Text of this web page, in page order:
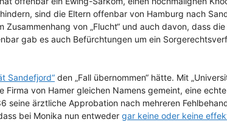
sind die Eltern offenbar von Hamburg nach
von „Flucht“ und auch davon, dass die
gab es auch Befürchtungen um ein
Sandefjord“ den „Fall übernommen“ hätte. Mit
Firma von Hamer gleichen Namens gemeint, eine
seine ärztliche Approbation nach mehreren
bei Monika nun entweder gar keine oder keine